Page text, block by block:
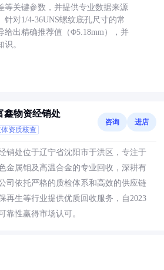
等关键参数，并提供专业数据来源
针对1/4-36UNS螺纹底孔尺寸的常
给出精确推荐值（Φ5.18mm），并
。
鑫物资经销处
资质核查
咨询 进店
销处位于辽宁省沈阳市于洪区，专注于
金属钼及高温合金的专业回收，深耕有
司依托严格的质检体系和高效的供应链
再生等行业提供优质回收服务，自2023
靠性赢得市场认可。